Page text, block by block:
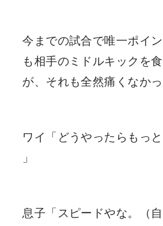
今までの試合で唯一ポイ
も相手のミドルキックを
が、それも全然痛くなか
ワイ「どうやったらもっ
」
息子「スピードやな。（